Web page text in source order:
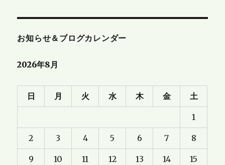
お知らせ＆ブログカレンダー
2026年8月
日 月 火 水 木 金 土
1
2 3 4 5 6 7 8
9 10 11 12 13 14 15